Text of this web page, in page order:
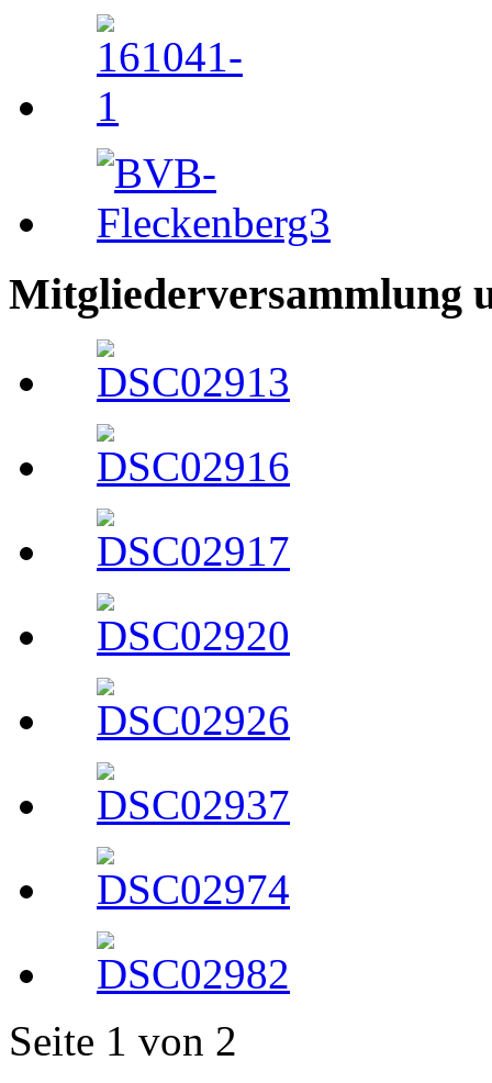
Mitgliederversammlung
Seite 1 von 2